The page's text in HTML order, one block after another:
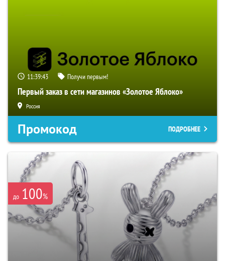
11:39:42 Получи первым!
Первый заказ в сети магазинов «Золотое Яблоко»
Россия
Промокод ПОДРОБНЕЕ
до 100%